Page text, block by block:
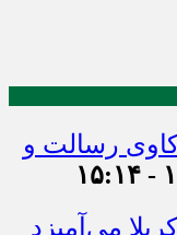
رسالت و
می‌آمیزد